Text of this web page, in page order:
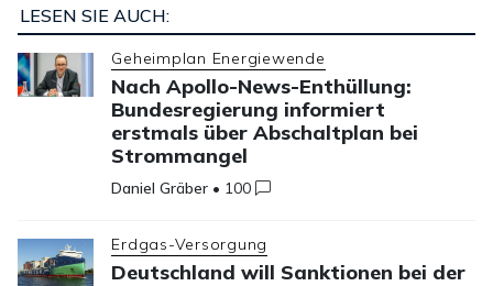
LESEN SIE AUCH:
Geheimplan Energiewende
Nach Apollo-News-Enthüllung:
Bundesregierung informiert
erstmals über Abschaltplan bei
Strommangel
Daniel Gräber • 100
Erdgas-Versorgung
Deutschland will Sanktionen bei der